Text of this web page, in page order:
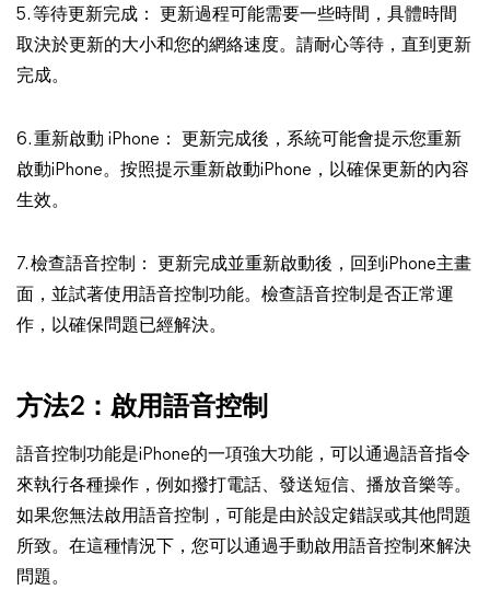
5. 等待更新完成： 更新過程可能需要一些時間，具體時間
取決於更新的大小和您的網絡速度。請耐心等待，直到更新
完成。
6. 重新啟動 iPhone： 更新完成後，系統可能會提示您重新
啟動iPhone。按照提示重新啟動iPhone，以確保更新的內容
生效。
7. 檢查語音控制： 更新完成並重新啟動後，回到iPhone主畫
面，並試著使用語音控制功能。檢查語音控制是否正常運
作，以確保問題已經解決。
方法2： 啟用語音控制
語音控制功能是iPhone的一項強大功能，可以通過語音指令
來執行各種操作，例如撥打電話、發送短信、播放音樂等。
如果您無法啟用語音控制，可能是由於設定錯誤或其他問題
所致。在這種情況下，您可以通過手動啟用語音控制來解決
問題。